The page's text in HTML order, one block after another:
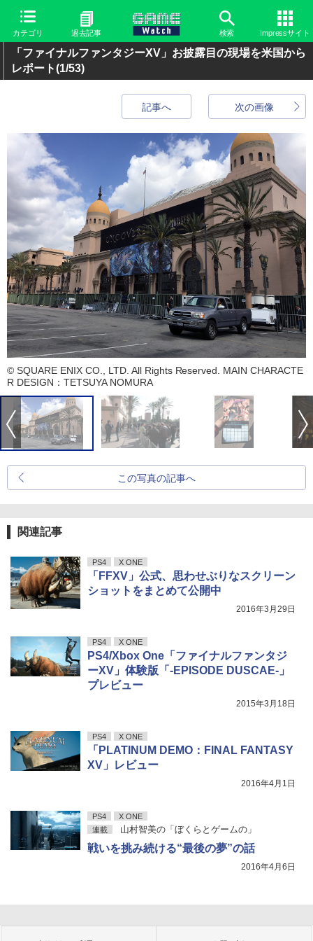
カテゴリ 過去記事 検索 Impressサイト
「ファイナルファンタジーXV」お披露目の現場を米国から
レポート(1/53)
次の画像
記事へ
© SQUARE ENIX CO., LTD. All Rights Reserved. MAIN CHARACTE
R DESIGN：TETSUYA NOMURA
この写真の記事へ
関連記事
PS4 X ONE
「FFXV」公式、思わせぶりなスクリーン
ショットをまとめて公開中
2016年3月29日
PS4 X ONE
PS4/Xbox One「ファイナルファンタジ
ーXV」体験版「-EPISODE DUSCAE-」
プレビュー
2015年3月18日
PS4 X ONE
「PLATINUM DEMO：FINAL FANTASY
XV」レビュー
2016年4月1日
PS4
X ONE
連載
山村智美の「ぼくらとゲームの」
戦いを挑み続ける“最後の夢”の話
2016年4月6日